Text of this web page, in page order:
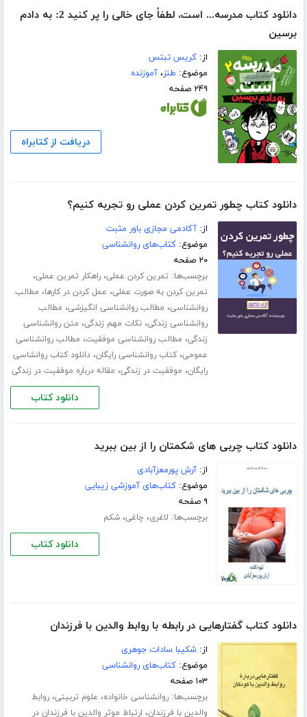
دانلود کتاب مدرسه... است، لطفاً جای خالی را پر کنید 2: به دادم
برسین
از:کریس تبتس
موضوع: طنز،آموزنده
۲۴۹ صفحه
دریافت از کتابراه
دانلود کتاب چطور تمرین کردن عملی رو تجربه کنیم؟
از:آکادمی مجازی باور مثبت
موضوع:کتاب‌های روانشناسی
۲۰ صفحه
برچسب‌ها: تمرین کردن عملی،راهکار تمرین عملی،
تمرین کردن به صورت عملی، عمل کردن در کارها، مطالب
روانشناسی، مطالب روانشناسی انگیزشی، مطالب
روانشناسی زندگی،نکات مهم زندگی، متن روانشناسی
زندگی، مطالب روانشناسی موفقیت، مطالب روانشناسی
عمومی،کتاب روانشناسی رایگان،دانلود کتاب روانشاسی
رایگان، موفقیت در زندگی، مقاله درباره موفقیت در زندگی
دانلود کتاب
دانلود کتاب چربی های شکمتان را از بین ببرید
از:آرش پورمعزآبادی
موضوع:کتاب‌های آموزشی زیبایی
۹ صفحه
برچسب‌ها: لاغری، چاغی،شکم
دانلود کتاب
دانلود کتاب گفتارهایی در رابطه با روابط والدین با فرزندان
از:شکیبا سادات جوهری
موضوع:کتاب‌های روانشناسی
۱۰۳ صفحه
برچسب‌ها:روانشناسی خانواده، علوم تربیتی،روابط
والدین با فرزندان، ارتباط موثر والدین با فرزندان در